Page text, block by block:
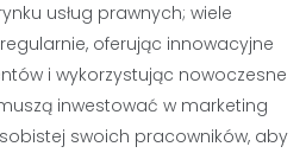
usług prawnych; wiele
oferując innowacyjne
i wykorzystując nowoczesne
inwestować w marketing
swoich pracowników, aby